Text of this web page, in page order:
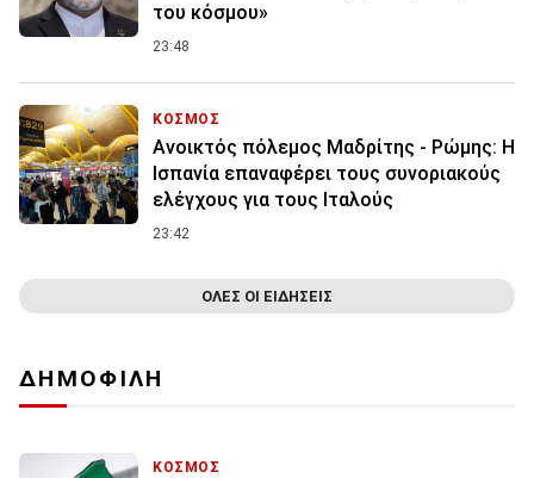
του κόσμου»
23:48
ΚΟΣΜΟΣ
Ανοικτός πόλεμος Μαδρίτης - Ρώμης: Η
Ισπανία επαναφέρει τους συνοριακούς
ελέγχους για τους Ιταλούς
23:42
ΟΛΕΣ ΟΙ ΕΙΔΗΣΕΙΣ
ΔΗΜΟΦΙΛΗ
ΚΟΣΜΟΣ